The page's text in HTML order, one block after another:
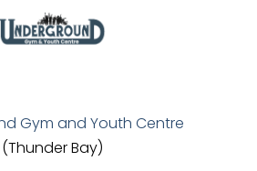
Gym and Youth Centre
(Thunder Bay)